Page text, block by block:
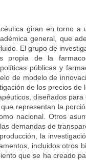
giran en torno a
general, que
El grupo de
propia de la
públicas y
de modelo de
de los precios
diseñados
representan la
nacional. Otros
demandas de
la
incluidos otros
que se ha creado